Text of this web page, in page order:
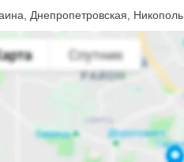
Днепропетровская, Никополь